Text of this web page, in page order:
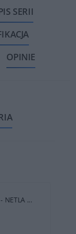
SERII
OPINIE
NETLA ...